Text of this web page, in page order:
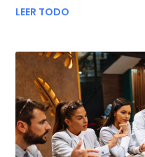
LEER TODO